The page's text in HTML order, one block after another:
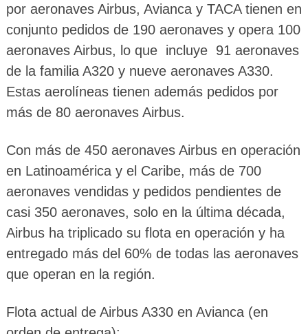
por aeronaves Airbus, Avianca y TACA tienen en
conjunto pedidos de 190 aeronaves y opera 100
aeronaves Airbus, lo que incluye 91 aeronaves
de la familia A320 y nueve aeronaves A330.
Estas aerolíneas tienen además pedidos por
más de 80 aeronaves Airbus.
Con más de 450 aeronaves Airbus en operación
en Latinoamérica y el Caribe, más de 700
aeronaves vendidas y pedidos pendientes de
casi 350 aeronaves, solo en la última década,
Airbus ha triplicado su flota en operación y ha
entregado más del 60% de todas las aeronaves
que operan en la región.
Flota actual de Airbus A330 en Avianca (en